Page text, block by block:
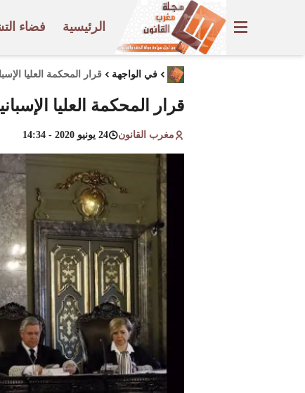
الرئيسية فضاء
في الواجهة قرار المحكمة العليا
قرار المحكمة العليا
مغرب القانون 24 يونيو 2020 - 14:34